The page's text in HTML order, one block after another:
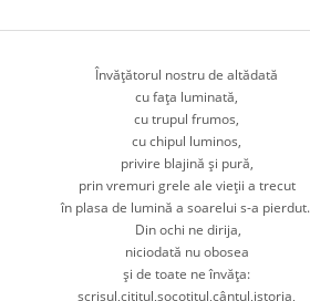
Învăţătorul nostru de altădată
cu faţa luminată,
cu trupul frumos,
cu chipul luminos,
privire blajină şi pură,
prin vremuri grele ale vieţii a trecut
în plasa de lumină a soarelui s-a
Din ochi ne dirija,
niciodată nu obosea
şi de toate ne învăţa:
scrisul,cititul,socotitul,cântul,istoria,